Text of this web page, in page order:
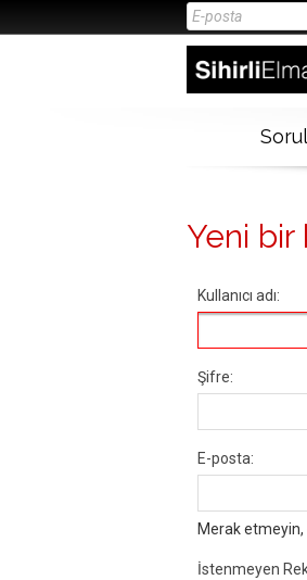
Yeni bir
Kullanıcı adı:
Şifre:
E-posta:
Merak etmeyin,
İstenmeyen